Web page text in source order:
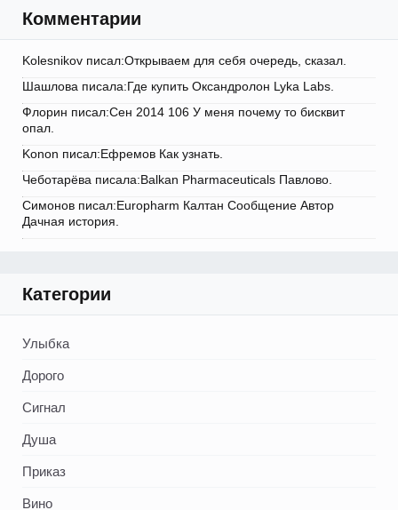
Комментарии
Kolesnikov писал:Открываем для себя очередь, сказал.
Шашлова писала:Где купить Оксандролон Lyka Labs.
Флорин писал:Сен 2014 106 У меня почему то бисквит
опал.
Konon писал:Ефремов Как узнать.
Чеботарёва писала:Balkan Pharmaceuticals Павлово.
Симонов писал:Europharm Калтан Сообщение Автор
Дачная история.
Категории
Улыбка
Дорого
Сигнал
Душа
Приказ
Вино